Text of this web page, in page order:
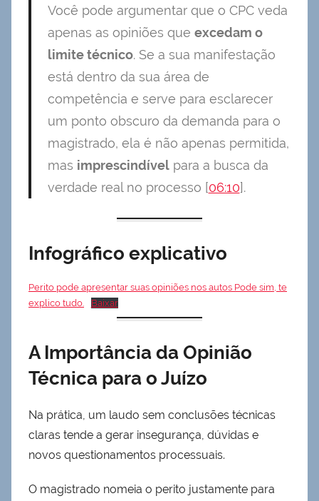
Você pode argumentar que o CPC veda
apenas as opiniões que excedam o
limite técnico. Se a sua manifestação
está dentro da sua área de
competência e serve para esclarecer
um ponto obscuro da demanda para o
magistrado, ela é não apenas permitida,
mas imprescindívelpara a busca da
verdade real no processo [06:10].
Infográfico explicativo
Perito pode apresentar suas opiniões nos autos Pode sim, te
explico tudo.
Baixar
A Importância da Opinião
Técnica para o Juízo
Na prática, um laudo sem conclusões técnicas
claras tende a gerar insegurança, dúvidas e
novos questionamentos processuais.
O magistrado nomeia o perito justamente para